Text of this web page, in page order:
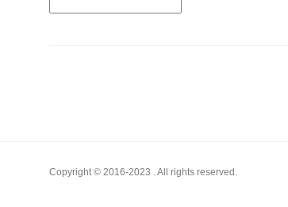
Copyright © 2016-2023 . All rights reserved.